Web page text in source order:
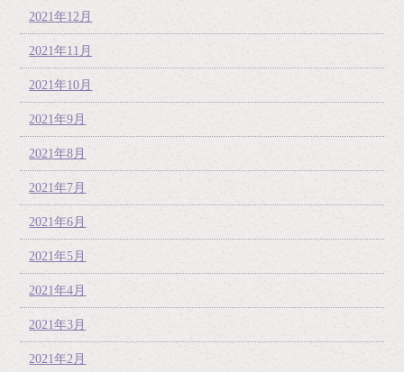
2021年12月
2021年11月
2021年10月
2021年9月
2021年8月
2021年7月
2021年6月
2021年5月
2021年4月
2021年3月
2021年2月